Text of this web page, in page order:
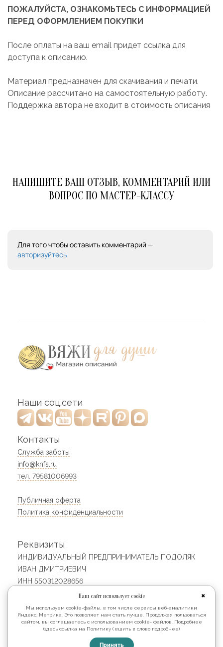
ПОЖАЛУЙСТА, ОЗНАКОМЬТЕСЬ С ИНФОРМАЦИЕЙ
ПЕРЕД ОФОРМЛЕНИЕМ ПОКУПКИ
После оплаты на ваш email придет ссылка для
доступа к описанию.
Материал предназначен для скачивания и печати.
Описание рассчитано на самостоятельную работу.
Поддержка автора не входит в стоимость описания
НАПИШИТЕ ВАШ ОТЗЫВ, КОММЕНТАРИЙ ИЛИ
ВОПРОС ПО МАСТЕР-КЛАССУ
Для того чтобы оставить комментарий —
авторизуйтесь
Наши соц.сети
Контакты
Служба заботы
info@knfs.ru
тел. 79581006993
Публичная оферта
Политика конфиденциальности
Реквизиты
ИНДИВИДУАЛЬНЫЙ ПРЕДПРИНИМАТЕЛЬ ПОДОЛЯК
ИВАН ДМИТРИЕВИЧ
ИНН 550312028656
ОГРНИП 313554323100233
Юридический адрес: 640023, Россия, Курганская
область, Курган г, 4-й мкр, 1, кв. 65
✖
Наш сайт использует cookie
Мы используем cookie-файлы, в том числе сервисы веб-аналитики
Яндекс. Метрика. Это позволяет нам стать лучше. Продолжая пользоваться
сайтом, вы соглашаетесь с использованием cookie- файлов. Подробнее
(здесь ссылка на Политику ( вшить в слово подробнее)
Принять